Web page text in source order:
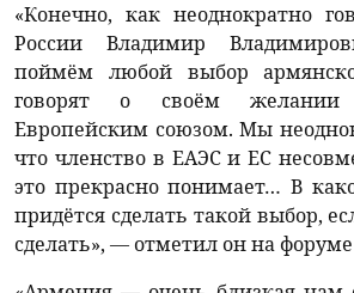
«Конечно, как неоднократно
России Владимир
поймём любой выбор
говорят о своём желании
Европейским союзом. Мы
что членство в ЕАЭС и ЕС
это прекрасно понимает… В
придётся сделать такой выбор,
сделать», — отметил он на